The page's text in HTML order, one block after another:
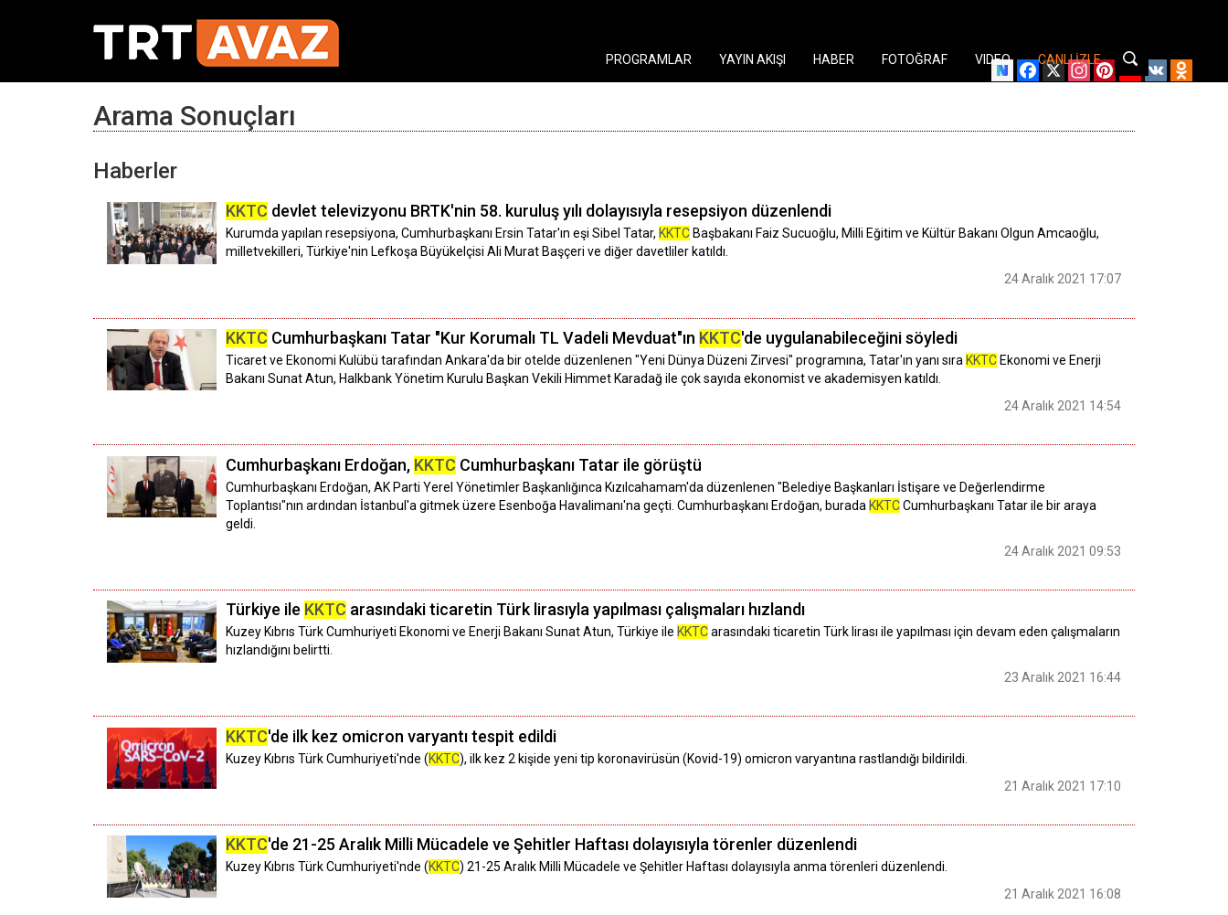
Facebook
X Instagram
PinterestYouTube
VK
PROGRAMLAR YAYIN AKIŞI HABER FOTOĞRAF VIDEO CANLI İZLE
Arama Sonuçları
Haberler
KKTC devlet televizyonu BRTK'nin 58. kuruluş yılı dolayısıyla resepsiyon düzenlendi
Kurumda yapılan resepsiyona, Cumhurbaşkanı Ersin Tatar'ın eşi Sibel Tatar, KKTC Başbakanı Faiz Sucuoğlu, Milli Eğitim ve Kültür Bakanı Olgun Amcaoğlu,
milletvekilleri, Türkiye'nin Lefkoşa Büyükelçisi Ali Murat Başçeri ve diğer davetliler katıldı.
24 Aralık 2021 17:07
KKTC Cumhurbaşkanı Tatar "Kur Korumalı TL Vadeli Mevduat"ın KKTC'de uygulanabileceğini söyledi
Ticaret ve Ekonomi Kulübü tarafından Ankara'da bir otelde düzenlenen "Yeni Dünya Düzeni Zirvesi" programına, Tatar'ın yanı sıra KKTC Ekonomi ve Enerji
Bakanı Sunat Atun, Halkbank Yönetim Kurulu Başkan Vekili Himmet Karadağ ile çok sayıda ekonomist ve akademisyen katıldı.
24 Aralık 2021 14:54
Cumhurbaşkanı Erdoğan, KKTC Cumhurbaşkanı Tatar ile görüştü
Cumhurbaşkanı Erdoğan, AK Parti Yerel Yönetimler Başkanlığınca Kızılcahamam'da düzenlenen "Belediye Başkanları İstişare ve Değerlendirme
Toplantısı"nın ardından İstanbul'a gitmek üzere Esenboğa Havalimanı'na geçti. Cumhurbaşkanı Erdoğan, burada KKTCCumhurbaşkanı Tatar ile bir araya
geldi.
24 Aralık 2021 09:53
Türkiye ile KKTC arasındaki ticaretin Türk lirasıyla yapılması çalışmaları hızlandı
Kuzey Kıbrıs Türk Cumhuriyeti Ekonomi ve Enerji Bakanı Sunat Atun, Türkiye ile KKTCarasındaki ticaretin Türk lirası ile yapılması için devam eden çalışmaların
hızlandığını belirtti.
23 Aralık 2021 16:44
KKTC'de ilk kez omicron varyantı tespit edildi
Kuzey Kıbrıs Türk Cumhuriyeti'nde (KKTC), ilk kez 2 kişide yeni tip koronavirüsün (Kovid-19) omicron varyantına rastlandığı bildirildi.
21 Aralık 2021 17:10
KKTC'de 21-25 Aralık Milli Mücadele ve Şehitler Haftası dolayısıyla törenler düzenlendi
Kuzey Kıbrıs Türk Cumhuriyeti'nde (KKTC) 21-25 Aralık Milli Mücadele ve Şehitler Haftası dolayısıyla anma törenleri düzenlendi.
21 Aralık 2021 16:08